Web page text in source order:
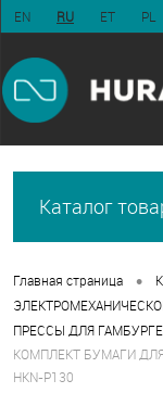
EN RU ET PL
Каталог
Главная страница •
ПРЕССЫ ДЛЯ
КОМПЛЕКТ БУМАГИ
HKN-P130